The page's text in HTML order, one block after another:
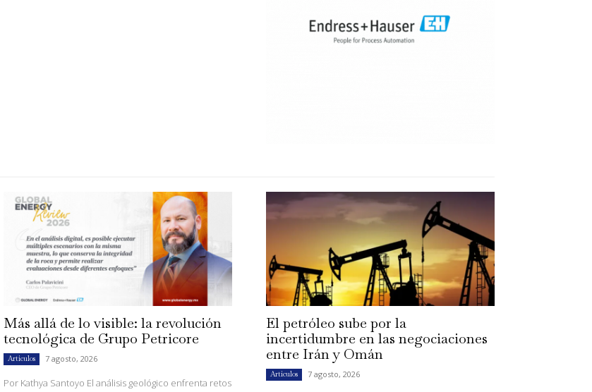
Más allá de lo visible: la revolución
tecnológica de Grupo Petricore
Artículos 7 agosto, 2026
Por Kathya Santoyo El análisis geológico enfrenta retos
El petróleo sube por la
incertidumbre en las negociaciones
entre Irán y Omán
Artículos 7 agosto, 2026